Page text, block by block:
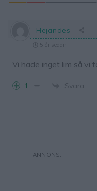
Hejandes
5 år sedan
Vi hade inget lim så vi
1 Svara